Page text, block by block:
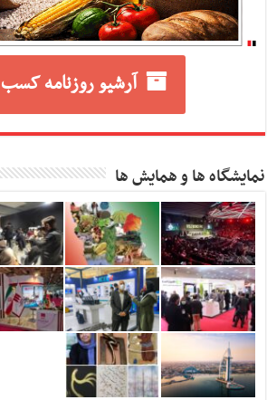
آرشیو روزنامه
نمایشگاه ها و همایش ها